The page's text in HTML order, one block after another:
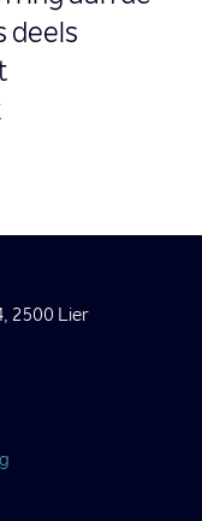
deels
2500 Lier